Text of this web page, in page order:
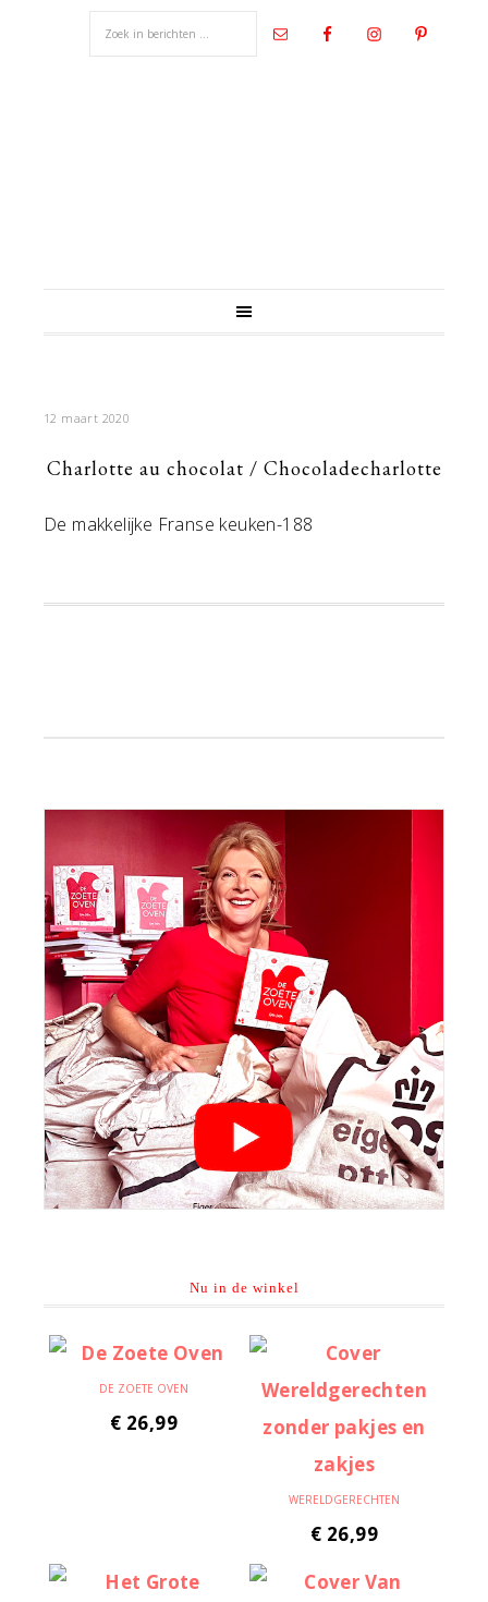
12 maart 2020
Charlotte au chocolat / Chocoladecharlotte
De makkelijke Franse keuken-188
Nu in de winkel
DE ZOETE OVEN
€ 26,99
WERELDGERECHTEN
€ 26,99